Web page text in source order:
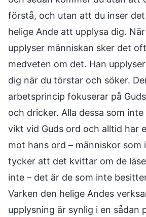
förstå, och utan att du inser
helige Ande att upplysa dig.
upplyser människan sker det
medveten om det. Han
dig när du törstar och söker.
arbetsprincip fokuserar på
och dricker. Alla dessa som
vikt vid Guds ord och alltid har
mot hans ord – människor som
tycker att det kvittar om de
inte – det är de som inte
Varken den helige Andes
upplysning är synlig i en sådan